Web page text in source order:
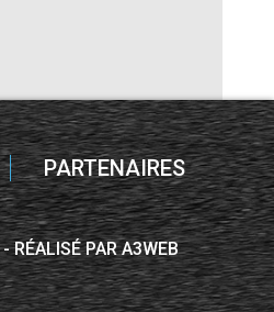
PARTENAIRES
RÉALISÉ PAR A3WEB